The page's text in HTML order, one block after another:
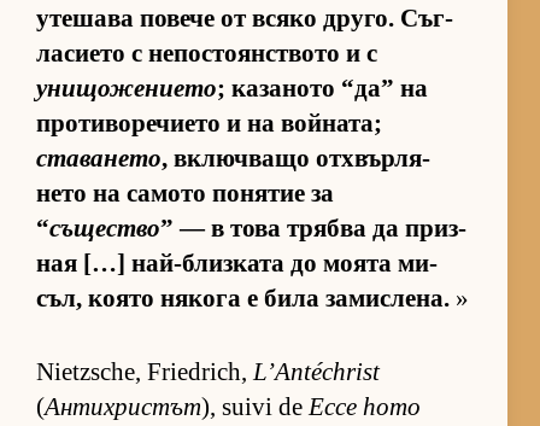
уте­шава по­вече от всяко дру­го. Съг­
ла­си­ето с не­пос­то­ян­с­т­вото и с
унищожението; ка­за­ното “да” на
про­ти­во­ре­чи­ето и на вой­на­та;
ставането, включ­ващо от­х­вър­ля­
нето на са­мото по­ня­тие за
“същество” — в това трябва да приз­
ная […] най-близ­ката до мо­ята ми­
съл, ко­ято ня­кога е била за­мис­ле­на. »
Nietzsche, Friedrich,L’Antéchrist
(Антихристът), suivi deEcce homo